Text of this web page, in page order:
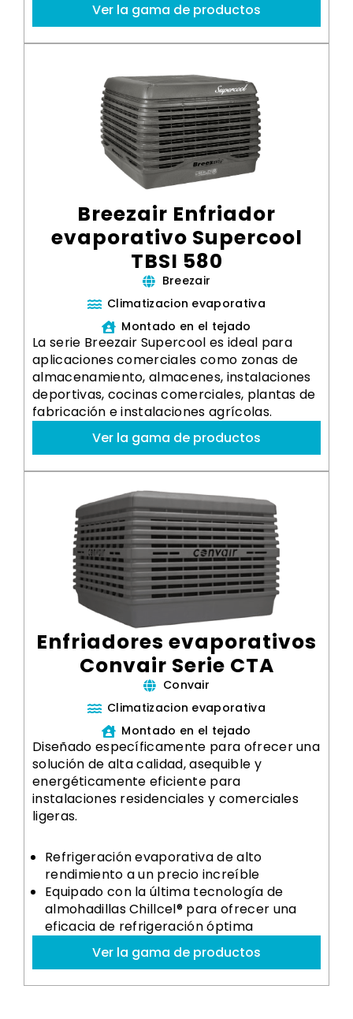
Ver la gama de productos
Breezair Enfriador
evaporativo Supercool
TBSI 580
Breezair
Climatizacion evaporativa
Montado en el tejado
La serie Breezair Supercool es ideal para
aplicaciones comerciales como zonas de
almacenamiento, almacenes, instalaciones
deportivas, cocinas comerciales, plantas de
fabricación e instalaciones agrícolas.
Ver la gama de productos
Enfriadores evaporativos
Convair Serie CTA
Convair
Climatizacion evaporativa
Montado en el tejado
Diseñado específicamente para ofrecer una
solución de alta calidad, asequible y
energéticamente eficiente para
instalaciones residenciales y comerciales
ligeras.
Refrigeración evaporativa de alto
rendimiento a un precio increíble
Equipado con la última tecnología de
almohadillas Chillcel® para ofrecer una
eficacia de refrigeración óptima
Ver la gama de productos